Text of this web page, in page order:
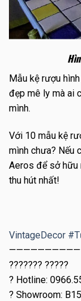
Mẫu kệ rượu
đẹp mê ly mà ai
mình.
Với 10 mẫu kệ
mình chưa? Nếu
Aeros để sở hữu
thu hút nhất!
VintageDecor #
??????? ?????
? Hotline:
? Showroom: